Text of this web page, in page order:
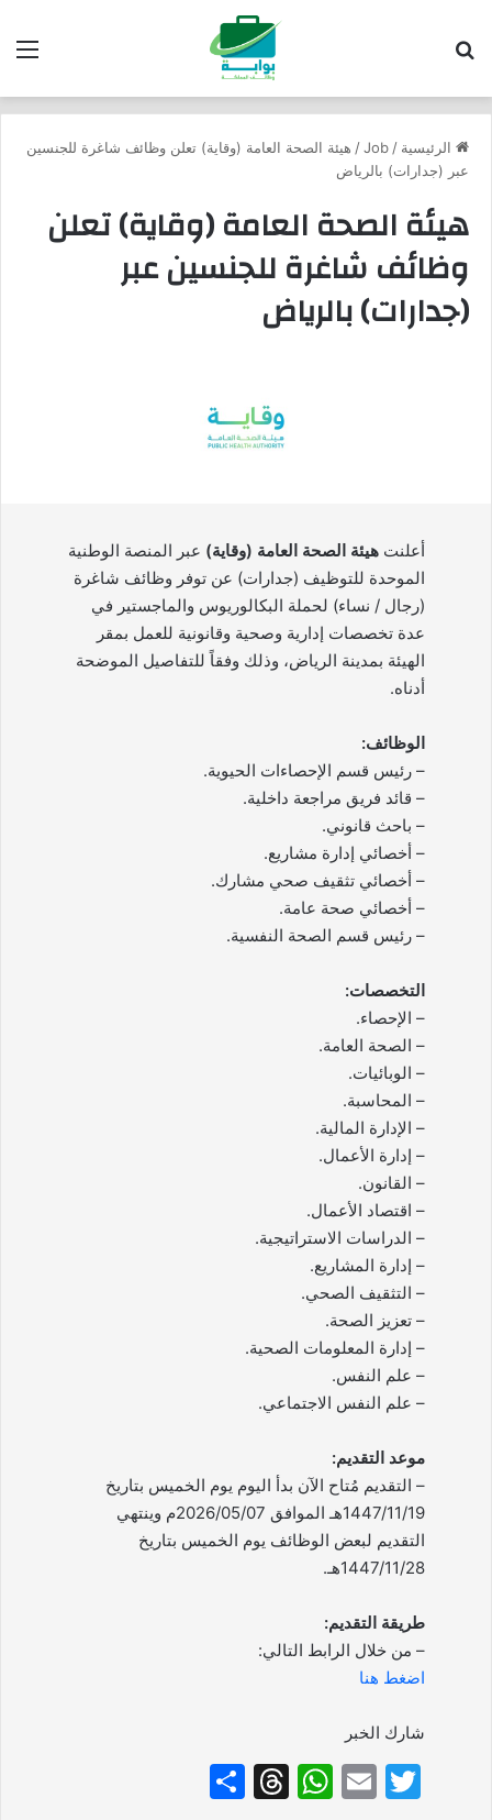
الرئيسية /
Job
/ هيئة الصحة العامة (وقاية) تعلن وظائف شاغرة للجنسين
عبر (جدارات) بالرياض
هيئة الصحة العامة (وقاية) تعلن
وظائف شاغرة للجنسين عبر
(جدارات) بالرياض
أعلنت هيئة الصحة العامة (وقاية) عبر المنصة الوطنية
الموحدة للتوظيف (جدارات) عن توفر وظائف شاغرة
(رجال / نساء) لحملة البكالوريوس والماجستير في
عدة تخصصات إدارية وصحية وقانونية للعمل بمقر
الهيئة بمدينة الرياض، وذلك وفقاً للتفاصيل الموضحة
أدناه.
الوظائف:
– رئيس قسم الإحصاءات الحيوية.
– قائد فريق مراجعة داخلية.
– باحث قانوني.
– أخصائي إدارة مشاريع.
– أخصائي تثقيف صحي مشارك.
– أخصائي صحة عامة.
– رئيس قسم الصحة النفسية.
التخصصات:
– الإحصاء.
– الصحة العامة.
– الوبائيات.
– المحاسبة.
– الإدارة المالية.
– إدارة الأعمال.
– القانون.
– اقتصاد الأعمال.
– الدراسات الاستراتيجية.
– إدارة المشاريع.
– التثقيف الصحي.
– تعزيز الصحة.
– إدارة المعلومات الصحية.
– علم النفس.
– علم النفس الاجتماعي.
موعد التقديم:
– التقديم مُتاح الآن بدأ اليوم يوم الخميس بتاريخ
1447/11/19هـ الموافق 2026/05/07م وينتهي
التقديم لبعض الوظائف يوم الخميس بتاريخ
1447/11/28هـ.
طريقة التقديم:
– من خلال الرابط التالي:
اضغط هنا
شارك الخبر
T
E
W
T